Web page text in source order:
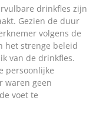
drinkfles zijn
Gezien de duur
volgens de
het strenge beleid
van de drinkfles.
persoonlijke
waren geen
voet te